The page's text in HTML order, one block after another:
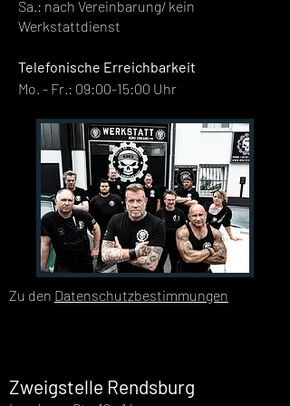
MICHEL SCHMIDT
DER Experte in Sachen Ersatzteile, er
wird auch gern Ersatzteilwiki auf zwei
Beinen genannt. Seit 40 Jahren
Spezialist für Autoteile.
Sa.: nach Vereinbarung/ kein
Werkstattdienst
Telefonische Erreichbarkeit
Mo. - Fr.: 09:00-15:00 Uhr
Zu den Datenschutzbestimmungen
Zweigstelle Rendsburg